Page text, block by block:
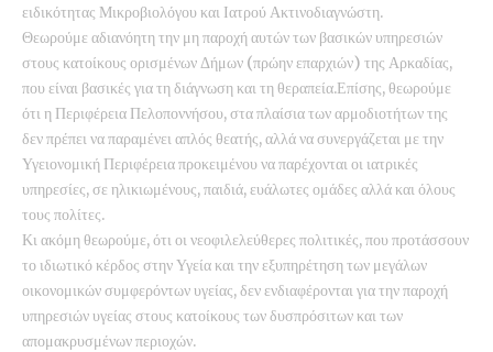
ειδικότητας Μικροβιολόγου και Ιατρού Ακτινοδιαγνώστη.
Θεωρούμε αδιανόητη την μη παροχή αυτών των βασικών υπηρεσιών
στους κατοίκους ορισμένων Δήμων (πρώην επαρχιών) της Αρκαδίας,
που είναι βασικές για τη διάγνωση και τη θεραπεία.Επίσης, θεωρούμε
ότι η Περιφέρεια Πελοποννήσου, στα πλαίσια των αρμοδιοτήτων της
δεν πρέπει να παραμένει απλός θεατής, αλλά να συνεργάζεται με την
Υγειονομική Περιφέρεια προκειμένου να παρέχονται οι ιατρικές
υπηρεσίες, σε ηλικιωμένους, παιδιά, ευάλωτες ομάδες αλλά και όλους
τους πολίτες.
Κι ακόμη θεωρούμε, ότι οι νεοφιλελεύθερες πολιτικές, που προτάσσουν
το ιδιωτικό κέρδος στην Υγεία και την εξυπηρέτηση των μεγάλων
οικονομικών συμφερόντων υγείας, δεν ενδιαφέρονται για την παροχή
υπηρεσιών υγείας στους κατοίκους των δυσπρόσιτων και των
απομακρυσμένων περιοχών.